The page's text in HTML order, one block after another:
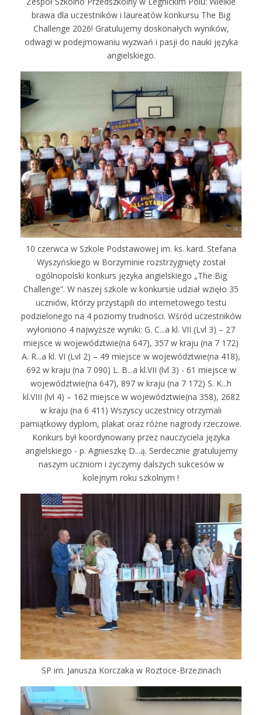
brawa dla uczestników i laureatów konkursu The Big
Challenge 2026! Gratulujemy doskonałych wyników,
odwagi w podejmowaniu wyzwań i pasji do nauki języka
angielskiego.
10 czerwca w Szkole Podstawowej im. ks. kard. Stefana
Wyszyńskiego w Borzyminie rozstrzygnięty został
ogólnopolski konkurs języka angielskiego „The Big
Challenge”. W naszej szkole w konkursie udział wzięło 35
uczniów, którzy przystąpili do internetowego testu
podzielonego na 4 poziomy trudności. Wśród uczestników
wyłoniono 4 najwyższe wyniki: G. C...a kl. VII (Lvl 3) – 27
miejsce w województwie(na 647), 357 w kraju (na 7 172)
A. R...a kl. VI (Lvl 2) – 49 miejsce w województwie(na 418),
692 w kraju (na 7 090) L. B...a kl.VII (lvl 3) - 61 miejsce w
województwie(na 647), 897 w kraju (na 7 172) S. K...h
kl.VIII (lvl 4) – 162 miejsce w województwie(na 358), 2682
w kraju (na 6 411) Wszyscy uczestnicy otrzymali
pamiątkowy dyplom, plakat oraz różne nagrody rzeczowe.
Konkurs był koordynowany przez nauczyciela języka
angielskiego - p. Agnieszkę D...ą. Serdecznie gratulujemy
naszym uczniom i życzymy dalszych sukcesów w
kolejnym roku szkolnym !
SP im. Janusza Korczaka w Roztoce-Brzezinach